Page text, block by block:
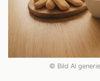
© Bild AI